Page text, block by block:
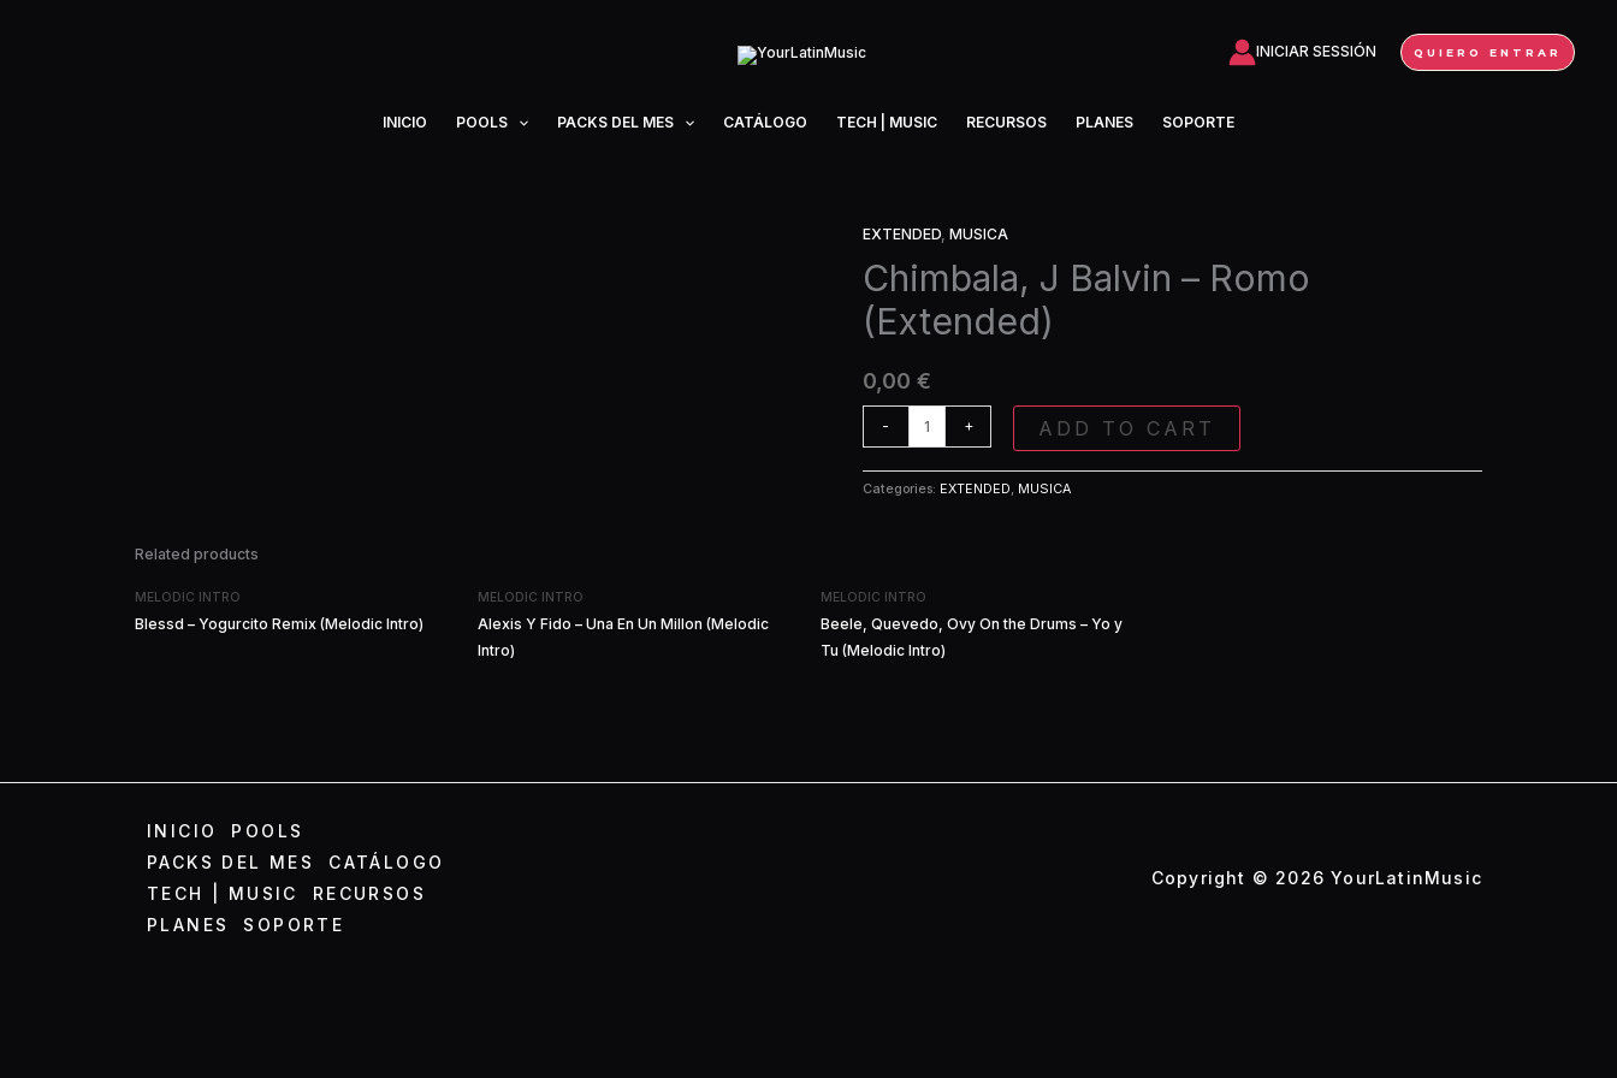
INICIAR SESSIÓN QUIERO ENTRAR
INICIO POOLS PACKS DEL MES CATÁLOGO TECH | MUSIC RECURSOS PLANES SOPORTE
EXTENDED, MUSICA
Chimbala, J Balvin – Romo
(Extended)
0,00 €
-
Chimbala,
J
Balvin
-
(Extended)
quantity
+
ADD TO CART
Categories: EXTENDED, MUSICA
Related products
MELODIC INTRO
Blessd – Yogurcito Remix (Melodic Intro)
MELODIC INTRO
Alexis Y Fido – Una En Un Millon (Melodic
Intro)
MELODIC INTRO
Beele, Quevedo, Ovy On the Drums – Yo y
Tu (Melodic Intro)
INICIO
POOLS
PACKS DEL MES
CATÁLOGO
TECH | MUSIC
RECURSOS
PLANES
SOPORTE
Copyright © 2026 YourLatinMusic